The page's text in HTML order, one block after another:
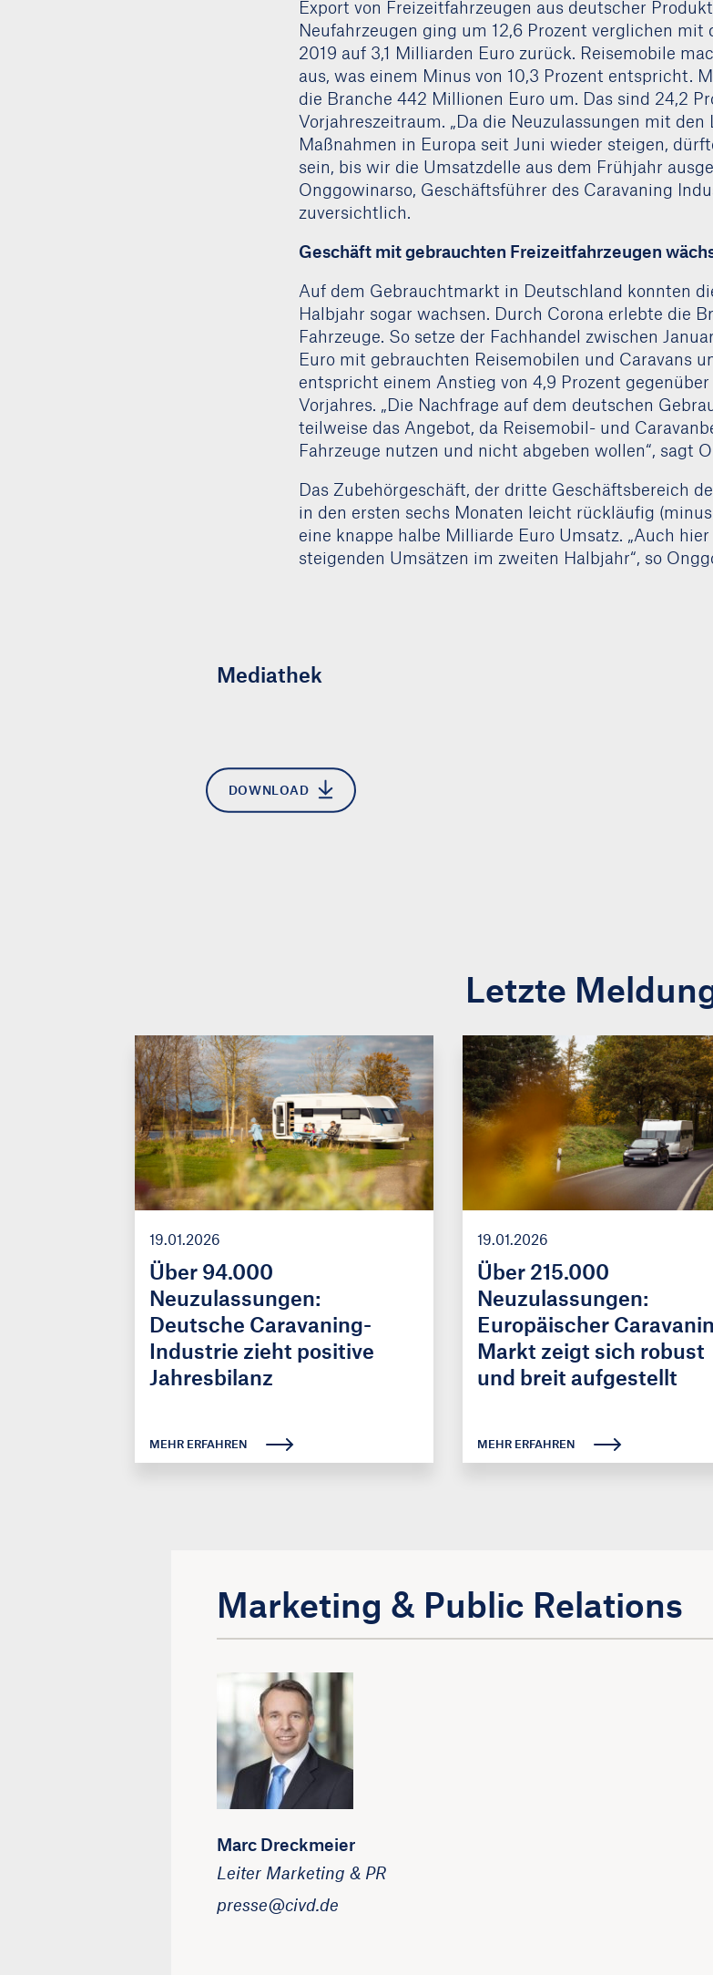
Export von Freizeitfahrzeugen aus deutscher
Neufahrzeugen ging um 12,6 Prozent verglichen mit
2019 auf 3,1 Milliarden Euro zurück. Reisemobile
aus, was einem Minus von 10,3 Prozent entspricht.
die Branche 442 Millionen Euro um. Das sind 24,2
Vorjahreszeitraum. „Da die Neuzulassungen mit
Maßnahmen in Europa seit Juni wieder steigen,
sein, bis wir die Umsatzdelle aus dem Frühjahr
Onggowinarso, Geschäftsführer des Caravaning
zuversichtlich.
Geschäft mit gebrauchten Freizeitfahrzeugen
Auf dem Gebrauchtmarkt in Deutschland konnten
Halbjahr sogar wachsen. Durch Corona erlebte die
Fahrzeuge. So setze der Fachhandel zwischen
Euro mit gebrauchten Reisemobilen und Caravans
entspricht einem Anstieg von 4,9 Prozent
Vorjahres. „Die Nachfrage auf dem deutschen
teilweise das Angebot, da Reisemobil- und
Fahrzeuge nutzen und nicht abgeben wollen“, sagt
Das Zubehörgeschäft, der dritte Geschäftsbereich
in den ersten sechs Monaten leicht rückläufig
eine knappe halbe Milliarde Euro Umsatz. „Auch
steigenden Umsätzen im zweiten Halbjahr“, so
Mediathek
DOWNLOAD
Letzte
19.01.2026
Über 94.000
Neuzulassungen:
Deutsche Caravaning-
Industrie zieht positive
Jahresbilanz
MEHR ERFAHREN
19.01.2026
Über 215.000
Neuzulassungen:
Europäischer
Markt zeigt sich robust
und breit aufgestellt
MEHR ERFAHREN
Marketing & Public Relations
Marc Dreckmeier
Leiter Marketing & PR
presse@civd.de